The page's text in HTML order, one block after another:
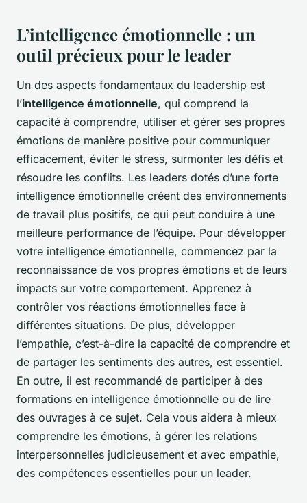
L’intelligence émotionnelle : un
outil précieux pour le leader
Un des aspects fondamentaux du leadership est
l’intelligence émotionnelle, qui comprend la
capacité à comprendre, utiliser et gérer ses propres
émotions de manière positive pour communiquer
efficacement, éviter le stress, surmonter les défis et
résoudre les conflits. Les leaders dotés d’une forte
intelligence émotionnelle créent des environnements
de travail plus positifs, ce qui peut conduire à une
meilleure performance de l’équipe. Pour développer
votre intelligence émotionnelle, commencez par la
reconnaissance de vos propres émotions et de leurs
impacts sur votre comportement. Apprenez à
contrôler vos réactions émotionnelles face à
différentes situations. De plus, développer
l’empathie, c’est-à-dire la capacité de comprendre et
de partager les sentiments des autres, est essentiel.
En outre, il est recommandé de participer à des
formations en intelligence émotionnelle ou de lire
des ouvrages à ce sujet. Cela vous aidera à mieux
comprendre les émotions, à gérer les relations
interpersonnelles judicieusement et avec empathie,
des compétences essentielles pour un leader.